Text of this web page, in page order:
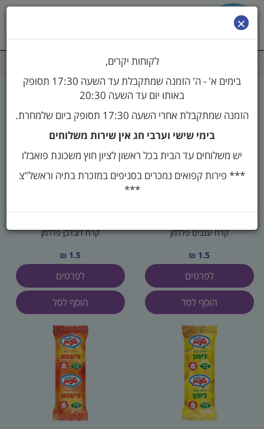
דף הבית
קרח ענבים פלדמן
1.5 ₪
לפרטים
הוסף לסל
קרח דובדבן פלדמן
1.5 ₪
לפרטים
הוסף לסל
×
לקוחות יקרים,
בימים א' - ה' הזמנה שמתקבלת עד השעה 17:30 תסופק
באותו יום עד השעה 20:30
הזמנה שמתקבלת אחרי השעה 17:30 תסופק ביום שלמחרת.
בימי שישי וערבי חג אין שירות משלוחים
יש משלוחים עד הבית בכל ראשון לציון חוץ משכונת פואבלו
*** פירות קפואים נמכרים בסניפים במזכרת בתיה וראשל"צ
***